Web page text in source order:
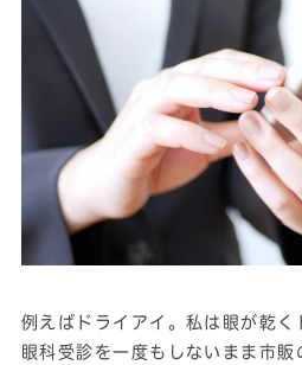
例えばドライアイ。私は眼が乾く
眼科受診を一度もしないまま市